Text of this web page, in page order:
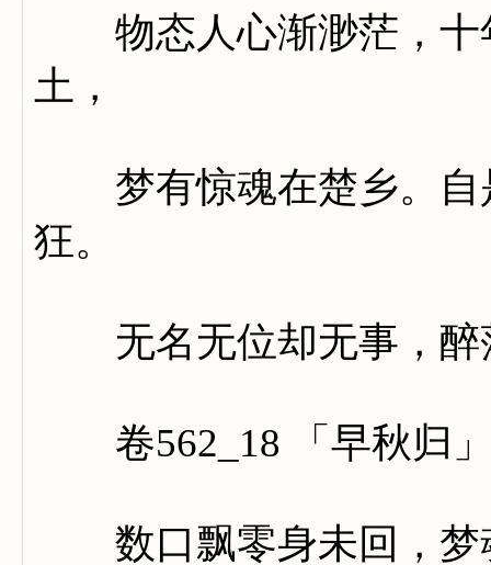
物态人心渐渺茫，十
土，
梦有惊魂在楚乡。自
狂。
无名无位却无事，醉
卷562_18 「早秋归
数口飘零身未回，梦